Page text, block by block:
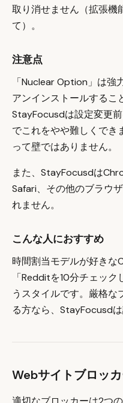
取り消せません（拡張機
て）。
注意点
「Nuclear Option」は強
アンインストールするこ
StayFocusdは設定変更
でこれをやや難しくでき
って壁ではありません。
また、StayFocusdは
Safari、その他のブラウ
れません。
こんな人におすすめ
時間割当モデルが好きな
「Redditを10分チェッ
うスタイルです。厳格な
る方なら、StayFocusdは
Webサイトブロッ